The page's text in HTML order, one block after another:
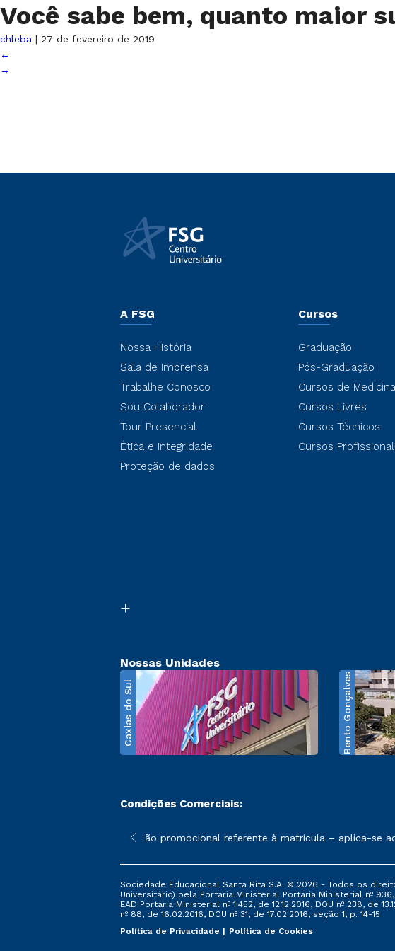
Você sabe bem, quanto maior
chleba | 27 de fevereiro de 2019
←
→
A FSG
Nossa História
Sala de Imprensa
Trabalhe Conosco
Sou Colaborador
Tour Presencial
Ética e Integridade
Proteção de dados
Cursos
Graduação
Pós-Graduação
Cursos de Medicina
Cursos Livres
Cursos Técnicos
Cursos
Nossas Unidades
Caxias do Sul Bento Gonçalves
Condições Comerciais:
sofrer alterações nos períodos de rematrícula conforme exposto no
*A condição promocional referente à matrícula – aplica-se
Sociedade Educacional Santa Rita S.A. © 2026 - Todos os
Universitário) pela Portaria Ministerial Portaria Ministerial nº 936,
EAD Portaria Ministerial nº 1.452, de 12.12.2016, DOU nº 238, de
nº 88, de 16.02.2016, DOU nº 31, de 17.02.2016, seção 1, p. 14-15
Política de Privacidade
Política de Cookies